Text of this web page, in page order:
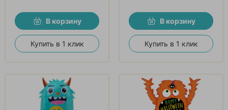
В корзину
Купить в 1 клик
В корзину
Купить в 1 клик